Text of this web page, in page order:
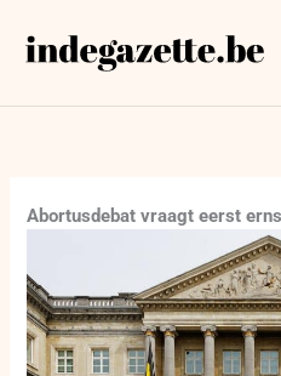
naar
Abortusdebat vraagt eerst